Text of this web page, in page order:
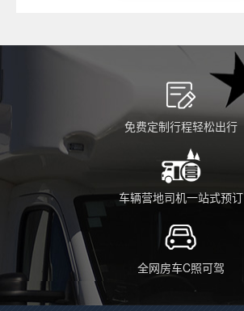
免费定制行程轻松出行
车辆营地司机一站式预订
全网房车C照可驾